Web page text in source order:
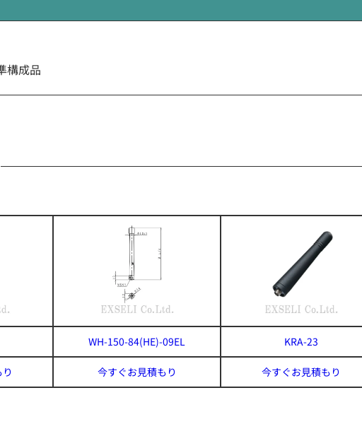
構成品
WH-150-84(HE)-09EL KRA-23
今すぐお見積もり 今すぐお見積もり